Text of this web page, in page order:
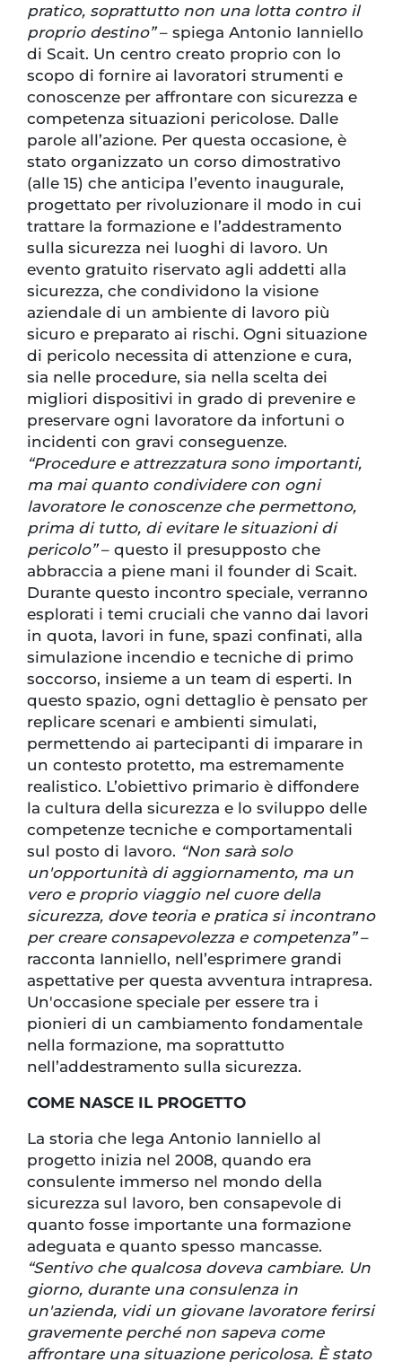
pratico, soprattutto non una lotta contro il
proprio destino”– spiega Antonio Ianniello
di Scait. Un centro creato proprio con lo
scopo di fornire ai lavoratori strumenti e
conoscenze per affrontare con sicurezza e
competenza situazioni pericolose. Dalle
parole all’azione. Per questa occasione, è
stato organizzato un corso dimostrativo
(alle 15) che anticipa l’evento inaugurale,
progettato per rivoluzionare il modo in cui
trattare la formazione e l’addestramento
sulla sicurezza nei luoghi di lavoro. Un
evento gratuito riservato agli addetti alla
sicurezza, che condividono la visione
aziendale di un ambiente di lavoro più
sicuro e preparato ai rischi. Ogni situazione
di pericolo necessita di attenzione e cura,
sia nelle procedure, sia nella scelta dei
migliori dispositivi in grado di prevenire e
preservare ogni lavoratore da infortuni o
incidenti con gravi conseguenze.
“Procedure e attrezzatura sono importanti,
ma mai quanto condividere con ogni
lavoratore le conoscenze che permettono,
prima di tutto, di evitare le situazioni di
pericolo”– questo il presupposto che
abbraccia a piene mani il founder di Scait.
Durante questo incontro speciale, verranno
esplorati i temi cruciali che vanno dai lavori
in quota, lavori in fune, spazi confinati, alla
simulazione incendio e tecniche di primo
soccorso, insieme a un team di esperti. In
questo spazio, ogni dettaglio è pensato per
replicare scenari e ambienti simulati,
permettendo ai partecipanti di imparare in
un contesto protetto, ma estremamente
realistico. L’obiettivo primario è diffondere
la cultura della sicurezza e lo sviluppo delle
competenze tecniche e comportamentali
sul posto di lavoro. “Non sarà solo
un'opportunità di aggiornamento, ma un
vero e proprio viaggio nel cuore della
sicurezza, dove teoria e pratica si incontrano
per creare consapevolezza e competenza”–
racconta Ianniello, nell’esprimere grandi
aspettative per questa avventura intrapresa.
Un'occasione speciale per essere tra i
pionieri di un cambiamento fondamentale
nella formazione, ma soprattutto
nell’addestramento sulla sicurezza.
COME NASCE IL PROGETTO
La storia che lega Antonio Ianniello al
progetto inizia nel 2008, quando era
consulente immerso nel mondo della
sicurezza sul lavoro, ben consapevole di
quanto fosse importante una formazione
adeguata e quanto spesso mancasse.
“Sentivo che qualcosa doveva cambiare. Un
giorno, durante una consulenza in
un'azienda, vidi un giovane lavoratore ferirsi
gravemente perché non sapeva come
affrontare una situazione pericolosa. È stato